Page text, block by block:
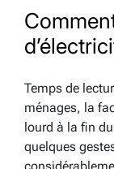
Temps de
ménages, la
lourd à la fin
quelques